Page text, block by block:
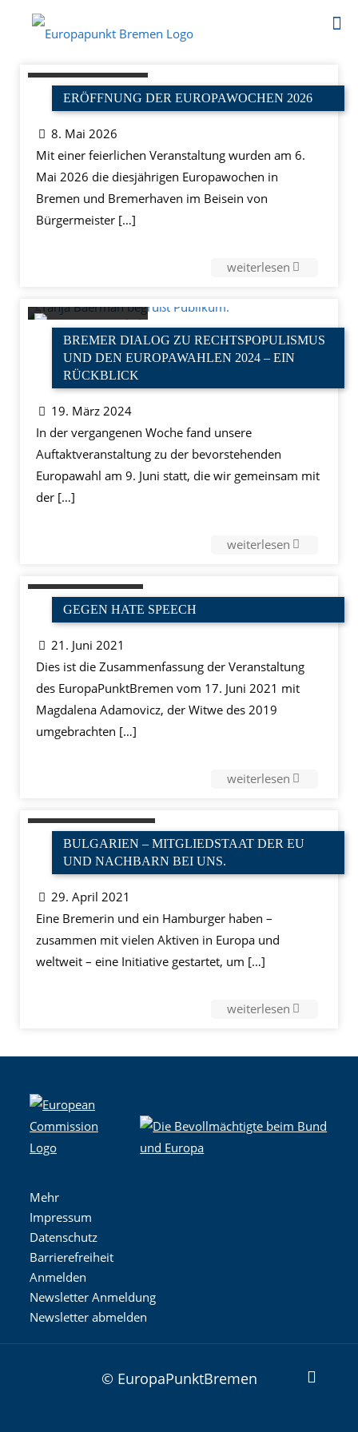
ERÖFFNUNG DER EUROPAWOCHEN 2026
8. Mai 2026
Mit einer feierlichen Veranstaltung wurden am 6.
Mai 2026 die diesjährigen Europawochen in
Bremen und Bremerhaven im Beisein von
Bürgermeister […]
weiterlesen
BREMER DIALOG ZU RECHTSPOPULISMUS
UND DEN EUROPAWAHLEN 2024 – EIN
RÜCKBLICK
19. März 2024
In der vergangenen Woche fand unsere
Auftaktveranstaltung zu der bevorstehenden
Europawahl am 9. Juni statt, die wir gemeinsam mit
der […]
weiterlesen
GEGEN HATE SPEECH
21. Juni 2021
Dies ist die Zusammenfassung der Veranstaltung
des EuropaPunktBremen vom 17. Juni 2021 mit
Magdalena Adamovicz, der Witwe des 2019
umgebrachten […]
weiterlesen
BULGARIEN – MITGLIEDSTAAT DER EU
UND NACHBARN BEI UNS.
29. April 2021
Eine Bremerin und ein Hamburger haben –
zusammen mit vielen Aktiven in Europa und
weltweit – eine Initiative gestartet, um […]
weiterlesen
Mehr
Impressum
Datenschutz
Barrierefreiheit
Anmelden
Newsletter Anmeldung
Newsletter abmelden
© EuropaPunktBremen